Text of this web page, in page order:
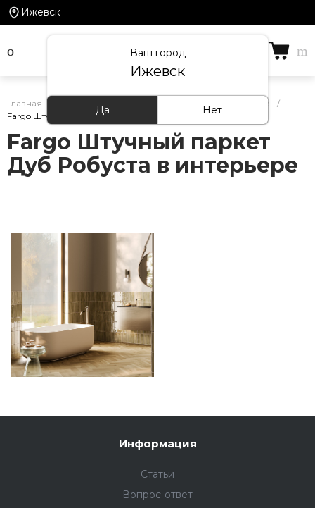
Ижевск
Ваш город
Ижевск
Да Нет
Главная Кварцевый ламинат Fargo — фото в интерьере
/
Fargo Штучный паркет Дуб Робуста в интерьере
Fargo Штучный паркет
Дуб Робуста в интерьере
Информация
Статьи
Вопрос-ответ